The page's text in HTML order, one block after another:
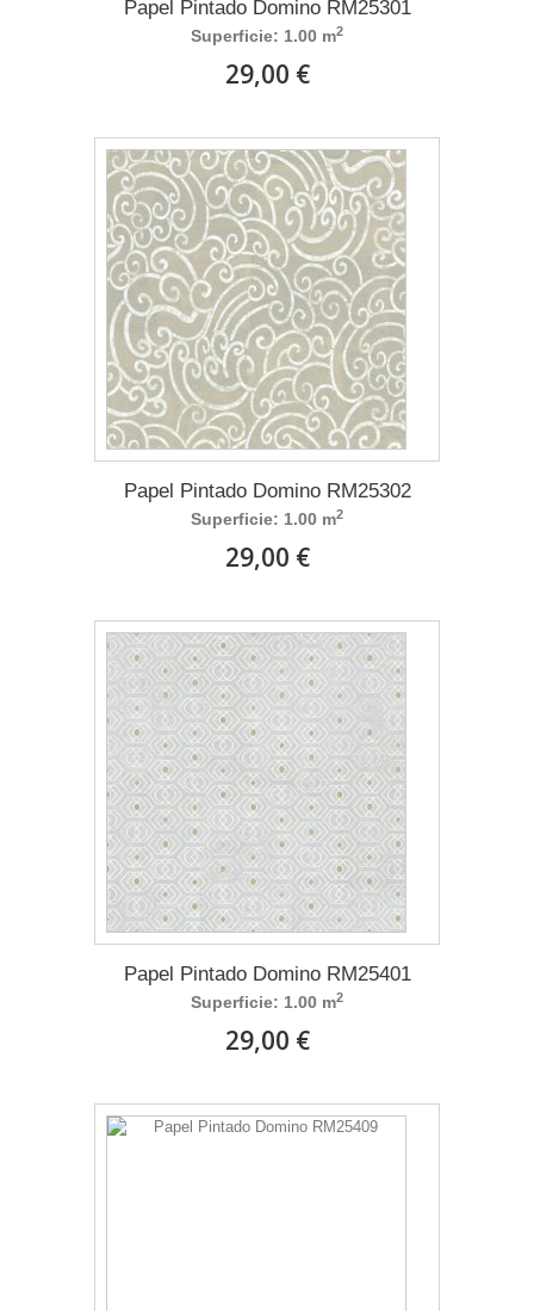
Papel Pintado Domino RM25301
Superficie: 1.00 m2
29,00 €
Papel Pintado Domino RM25302
Superficie: 1.00 m2
29,00 €
Papel Pintado Domino RM25401
Superficie: 1.00 m2
29,00 €